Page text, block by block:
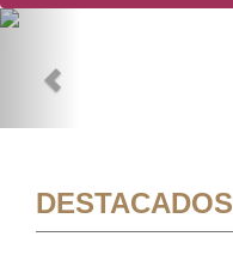
DESTACADOS